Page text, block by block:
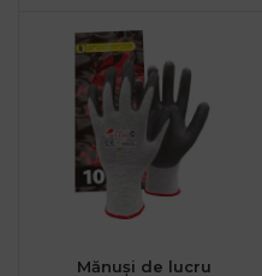
Mănuși de lucru